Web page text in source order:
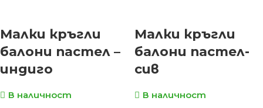
Малки кръгли
балони пастел –
индиго
В наличност
Малки кръгли
балони пастел-
сив
В наличност